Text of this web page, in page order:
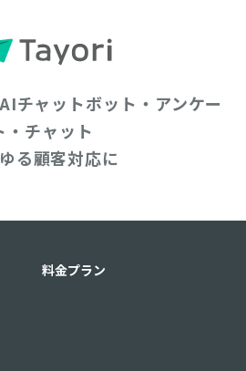
チャットボット・アンケー
・チャット
る顧客対応に
料金プラン